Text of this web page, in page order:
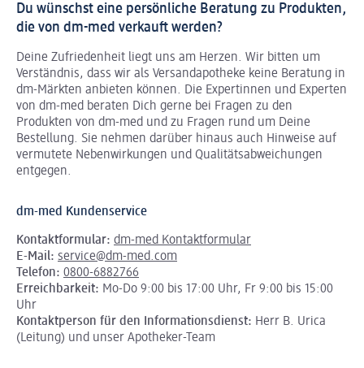
Du wünschst eine persönliche Beratung zu Produkten,
die von dm-med verkauft werden?
Deine Zufriedenheit liegt uns am Herzen. Wir bitten um
Verständnis, dass wir als Versandapotheke keine Beratung in
dm-Märkten anbieten können. Die Expertinnen und Experten
von dm-med beraten Dich gerne bei Fragen zu den
Produkten von dm-med und zu Fragen rund um Deine
Bestellung. Sie nehmen darüber hinaus auch Hinweise auf
vermutete Nebenwirkungen und Qualitätsabweichungen
entgegen.
dm-med Kundenservice
Kontaktformular: dm-med Kontaktformular
E-Mail: service@dm-med.com
Telefon: 0800-6882766
Erreichbarkeit: Mo-Do 9:00 bis 17:00 Uhr, Fr 9:00 bis 15:00
Uhr
Kontaktperson für den Informationsdienst: Herr B. Urica
(Leitung) und unser Apotheker-Team